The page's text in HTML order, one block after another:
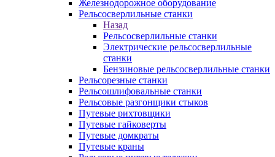
Железнодорожное оборудование
Рельсосверлильные станки
Назад
Рельсосверлильные станки
Электрические рельсосверлильные
станки
Бензиновые рельсосверлильные станки
Рельсорезные станки
Рельсошлифовальные станки
Рельсовые разгонщики стыков
Путевые рихтовщики
Путевые гайковерты
Путевые домкраты
Путевые краны